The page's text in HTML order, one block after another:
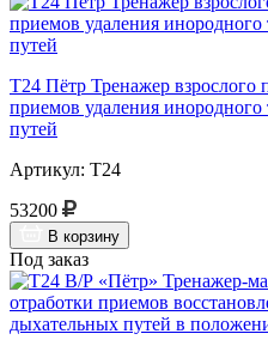
Т24 Пётр Тренажер взрослого
приемов удаления
путей
Артикул: Т24
53200
В корзину
Под заказ